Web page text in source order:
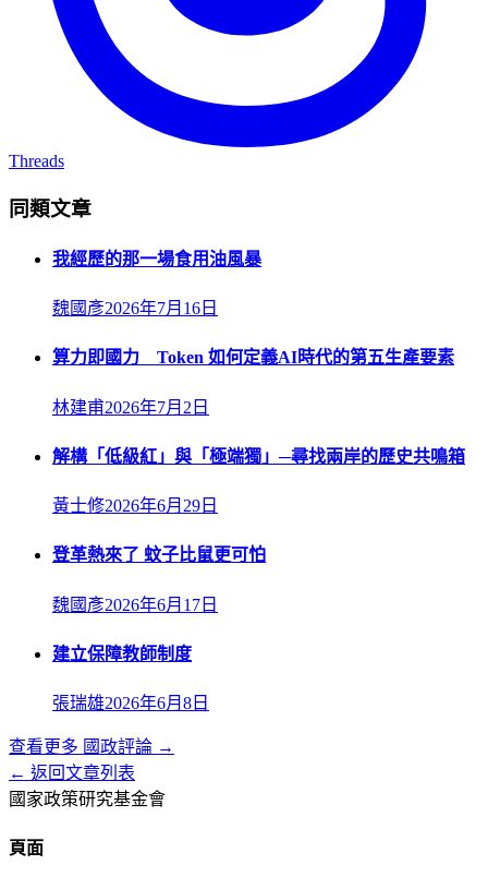
Threads
同類文章
我經歷的那一場食用油風暴
魏國彥2026年7月16日
算力即國力 Token 如何定義AI時代的第五生產要素
林建甫2026年7月2日
解構「低級紅」與「極端獨」─尋找兩岸的歷史共鳴箱
黃士修2026年6月29日
登革熱來了 蚊子比鼠更可怕
魏國彥2026年6月17日
建立保障教師制度
張瑞雄2026年6月8日
查看更多 國政評論 →
← 返回文章列表
國家政策研究基金會
頁面